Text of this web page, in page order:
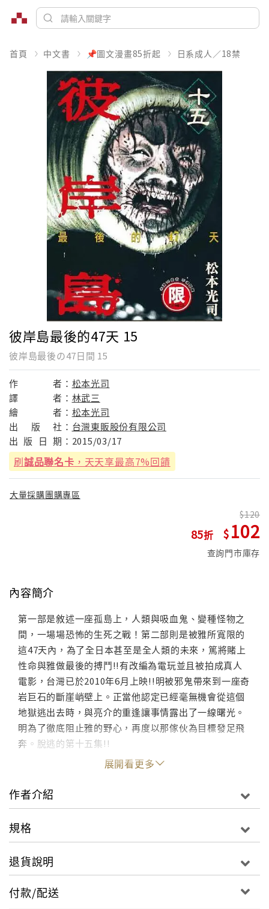
首頁 中文書 📌圖文漫畫85折起 日系成人／18禁
彼岸島最後的47天 15
彼岸島最後の47日間 15
作 者： 松本光司
譯
者： 林武三
繪
者： 松本光司
出
版 社： 台灣東販股份有限公司
出 版 日 期： 2015/03/17
刷誠品聯名卡 ，天天享最高7%回饋
大量採購團購專區
85
120
102
查詢門市庫存
內容簡介
第一部是敘述一座孤島上，人類與吸血鬼、變種怪物之
間，一場場恐怖的生死之戰！第二部則是被雅所寬限的
這47天內，為了全日本甚至是全人類的未來，篤將賭上
性命與雅做最後的搏鬥!!有改編為電玩並且被拍成真人
電影，台灣已於2010年6月上映!!明被邪鬼帶來到一座奇
岩巨石的斷崖峭壁上。正當他認定已經毫無機會從這個
地獄逃出去時，與亮介的重逢讓事情露出了一線曙光。
明為了徹底阻止雅的野心，再度以那傢伙為目標發足飛
奔。脫逃的第十五集!!
展開看更多
作者介紹
規格
退貨說明
付款/配送